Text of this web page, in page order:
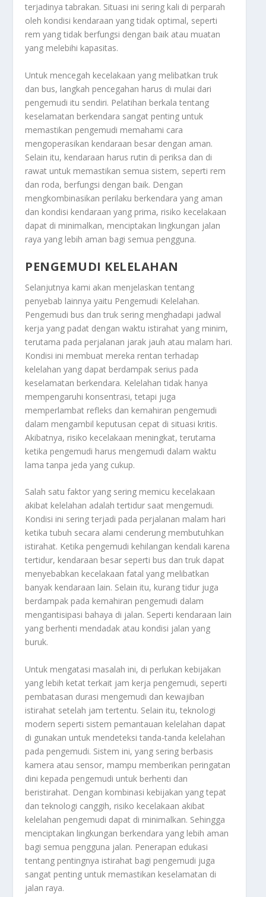
terjadinya tabrakan. Situasi ini sering kali di perparah
oleh kondisi kendaraan yang tidak optimal, seperti
rem yang tidak berfungsi dengan baik atau muatan
yang melebihi kapasitas.
Untuk mencegah kecelakaan yang melibatkan truk
dan bus, langkah pencegahan harus di mulai dari
pengemudi itu sendiri. Pelatihan berkala tentang
keselamatan berkendara sangat penting untuk
memastikan pengemudi memahami cara
mengoperasikan kendaraan besar dengan aman.
Selain itu, kendaraan harus rutin di periksa dan di
rawat untuk memastikan semua sistem, seperti rem
dan roda, berfungsi dengan baik. Dengan
mengkombinasikan perilaku berkendara yang aman
dan kondisi kendaraan yang prima, risiko kecelakaan
dapat di minimalkan, menciptakan lingkungan jalan
raya yang lebih aman bagi semua pengguna.
PENGEMUDI KELELAHAN
Selanjutnya kami akan menjelaskan tentang
penyebab lainnya yaitu Pengemudi Kelelahan.
Pengemudi bus dan truk sering menghadapi jadwal
kerja yang padat dengan waktu istirahat yang minim,
terutama pada perjalanan jarak jauh atau malam hari.
Kondisi ini membuat mereka rentan terhadap
kelelahan yang dapat berdampak serius pada
keselamatan berkendara. Kelelahan tidak hanya
mempengaruhi konsentrasi, tetapi juga
memperlambat refleks dan kemahiran pengemudi
dalam mengambil keputusan cepat di situasi kritis.
Akibatnya, risiko kecelakaan meningkat, terutama
ketika pengemudi harus mengemudi dalam waktu
lama tanpa jeda yang cukup.
Salah satu faktor yang sering memicu kecelakaan
akibat kelelahan adalah tertidur saat mengemudi.
Kondisi ini sering terjadi pada perjalanan malam hari
ketika tubuh secara alami cenderung membutuhkan
istirahat. Ketika pengemudi kehilangan kendali karena
tertidur, kendaraan besar seperti bus dan truk dapat
menyebabkan kecelakaan fatal yang melibatkan
banyak kendaraan lain. Selain itu, kurang tidur juga
berdampak pada kemahiran pengemudi dalam
mengantisipasi bahaya di jalan. Seperti kendaraan lain
yang berhenti mendadak atau kondisi jalan yang
buruk.
Untuk mengatasi masalah ini, di perlukan kebijakan
yang lebih ketat terkait jam kerja pengemudi, seperti
pembatasan durasi mengemudi dan kewajiban
istirahat setelah jam tertentu. Selain itu, teknologi
modern seperti sistem pemantauan kelelahan dapat
di gunakan untuk mendeteksi tanda-tanda kelelahan
pada pengemudi. Sistem ini, yang sering berbasis
kamera atau sensor, mampu memberikan peringatan
dini kepada pengemudi untuk berhenti dan
beristirahat. Dengan kombinasi kebijakan yang tepat
dan teknologi canggih, risiko kecelakaan akibat
kelelahan pengemudi dapat di minimalkan. Sehingga
menciptakan lingkungan berkendara yang lebih aman
bagi semua pengguna jalan. Penerapan edukasi
tentang pentingnya istirahat bagi pengemudi juga
sangat penting untuk memastikan keselamatan di
jalan raya.